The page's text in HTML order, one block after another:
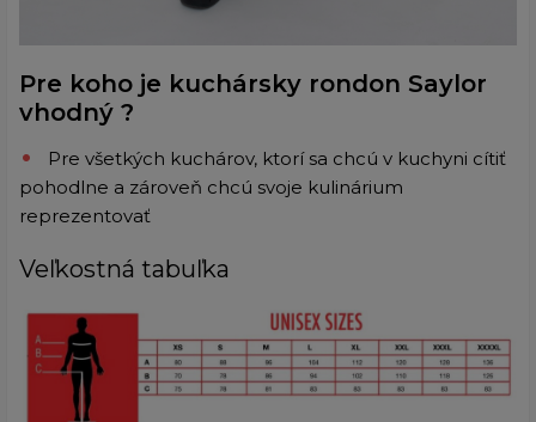
Pre koho je kuchársky rondon Saylor
vhodný ?
Pre všetkých kuchárov, ktorí sa chcú v kuchyni cítiť
pohodlne a zároveň chcú svoje kulinárium
reprezentovať
Veľkostná tabuľka